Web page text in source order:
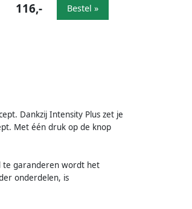
116,- Bestel »
Dankzij Intensity Plus zet je
Met één druk op de knop
te garanderen wordt het
onderdelen, is